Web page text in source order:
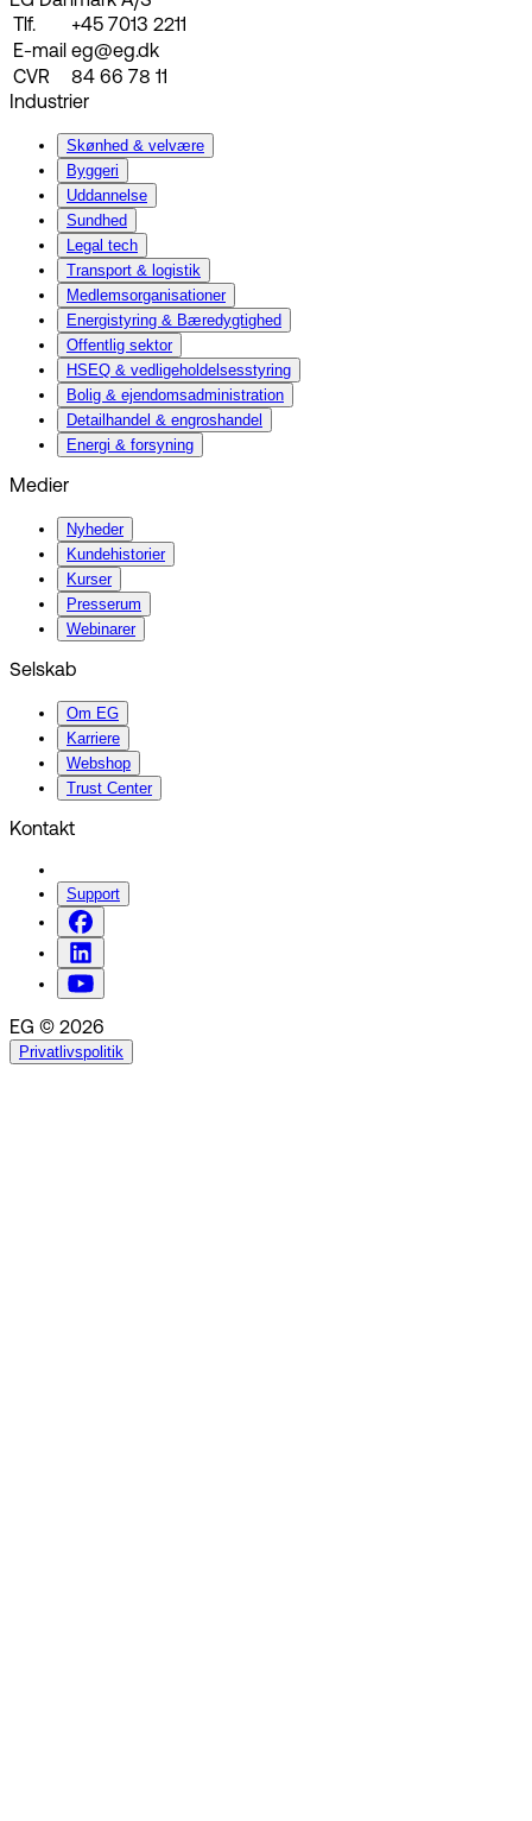
Tlf.
+45 7013 2211
E-mail eg@eg.dk
CVR
84 66 78 11
Industrier
Skønhed & velvære
Byggeri
Uddannelse
Sundhed
Legal tech
Transport & logistik
Medlemsorganisationer
Energistyring & Bæredygtighed
Offentlig sektor
HSEQ & vedligeholdelsesstyring
Bolig & ejendomsadministration
Detailhandel & engroshandel
Energi & forsyning
Medier
Nyheder
Kundehistorier
Kurser
Presserum
Webinarer
Selskab
Om EG
Karriere
Webshop
Trust Center
Kontakt
Support
EG © 2026
Privatlivspolitik